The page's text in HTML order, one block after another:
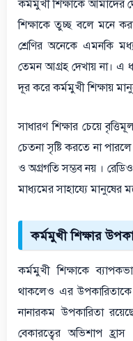
কর্মমুখী শিক্ষাকে
শিক্ষাকে তুচ্ছ বলে মনে
শ্রেণির অনেকে এমনকি
তেমন আগ্রহ দেখায় না। এ
দূর করে কর্মমুখী শিক্ষায়
সাধারণ শিক্ষার চেয়ে
চেতনা সৃষ্টি করতে না
ও অগ্রগতি সম্ভব নয় ।
মাধ্যমের সাহায্যে মানুষের
কর্মমুখী শিক্ষার
কর্মমুখী শিক্ষাকে
থাকলেও এর উপকারিতাকে
নানারকম উপকারিতা
বেকারত্বের অভিশাপ